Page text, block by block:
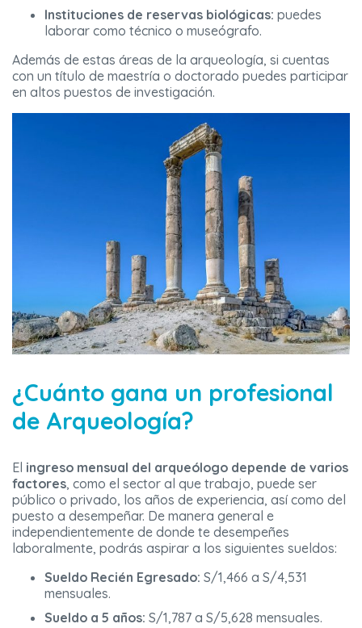
Instituciones de reservas biológicas: puedes
laborar como técnico o museógrafo.
Además de estas áreas de la arqueología, si cuentas
con un título de maestría o doctorado puedes participar
en altos puestos de investigación.
¿Cuánto gana un profesional
de Arqueología?
El ingreso mensual del arqueólogo depende de varios
factores, como el sector al que trabajo, puede ser
público o privado, los años de experiencia, así como del
puesto a desempeñar. De manera general e
independientemente de donde te desempeñes
laboralmente, podrás aspirar a los siguientes sueldos:
Sueldo Recién Egresado: S/1,466 a S/4,531
mensuales.
Sueldo a 5 años: S/1,787 a S/5,628 mensuales.